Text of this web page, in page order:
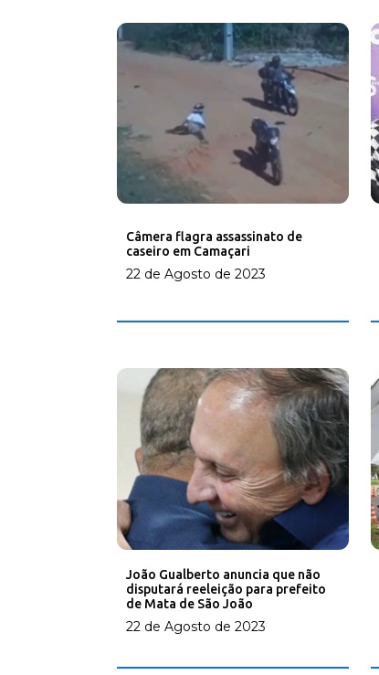
Câmera flagra assassinato de
caseiro em Camaçari
22 de Agosto de 2023
João Gualberto anuncia que não
disputará reeleição para prefeito
de Mata de São João
22 de Agosto de 2023